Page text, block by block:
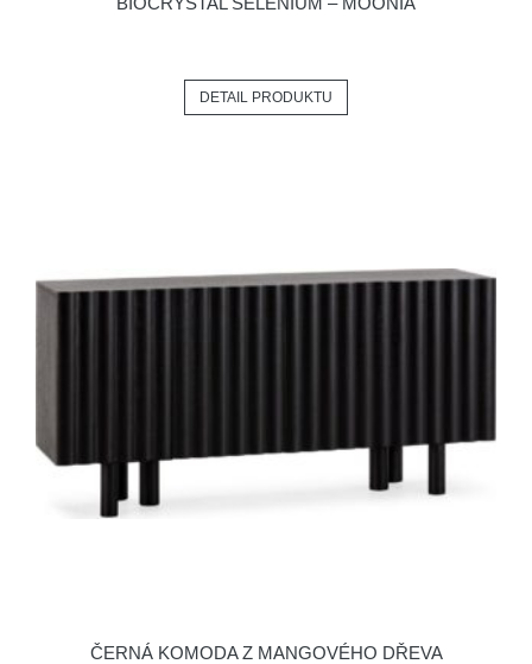
DETAIL PRODUKTU
ČERNÁ KOMODA Z MANGOVÉHO DŘEVA